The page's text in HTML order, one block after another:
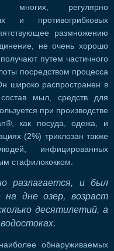
многих, регулярно
и противогрибковых
размножению
не очень хорошо
путем частичного
посредством процесса
широко распространен в
мыл, средств для
при производстве
как посуда, одежа, и
(2%) триклозан также
инфицированных
стафилококком.
разлагается, и был
дне озер, возраст
десятилетий, а
обнаруживаемых